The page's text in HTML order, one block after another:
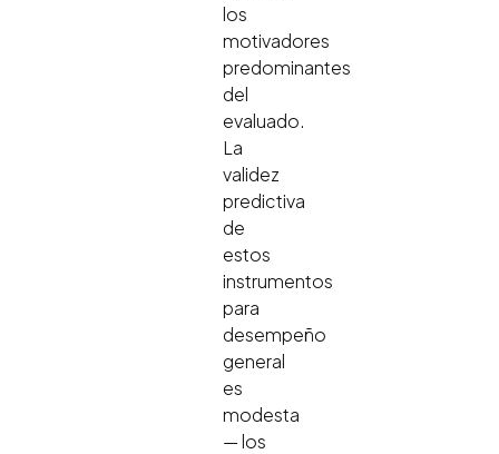
los
motivadores
predominantes
del
evaluado.
La
validez
predictiva
de
estos
instrumentos
para
desempeño
general
es
modesta
— los